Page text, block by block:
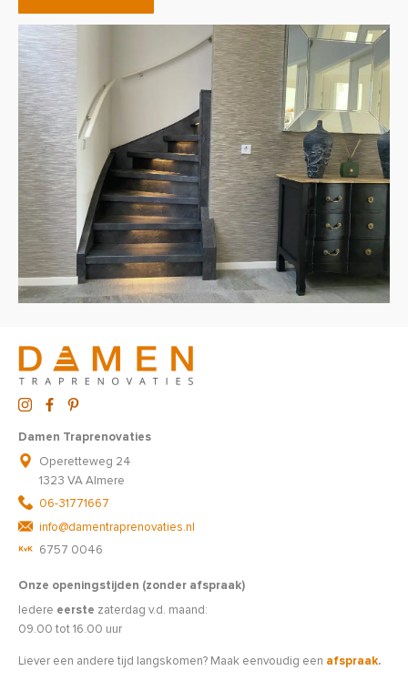
Damen Traprenovaties
Operetteweg 24
1323 VA Almere
06-31771667
info@damentraprenovaties.nl
6757 0046
Onze openingstijden (zonder afspraak)
Iedere eerste zaterdag v.d. maand:
09.00 tot 16.00 uur
Liever een andere tijd langskomen? Maak eenvoudig een afspraak.